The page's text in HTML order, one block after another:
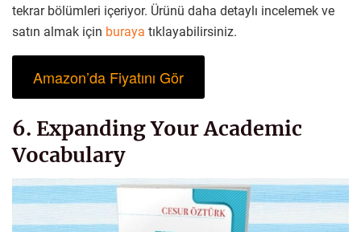
tekrar bölümleri içeriyor. Ürünü daha detaylı incelemek ve
satın almak için buraya tıklayabilirsiniz.
Amazon’da Fiyatını Gör
6. Expanding Your Academic
Vocabulary